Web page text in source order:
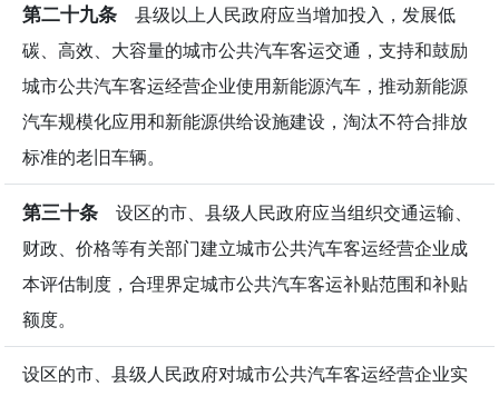
第二十九条 县级以上人民政府应当增加投入，发展低
碳、高效、大容量的城市公共汽车客运交通，支持和鼓励
城市公共汽车客运经营企业使用新能源汽车，推动新能源
汽车规模化应用和新能源供给设施建设，淘汰不符合排放
标准的老旧车辆。
第三十条 设区的市、县级人民政府应当组织交通运输、
财政、价格等有关部门建立城市公共汽车客运经营企业成
本评估制度，合理界定城市公共汽车客运补贴范围和补贴
额度。
设区的市、县级人民政府对城市公共汽车客运经营企业实